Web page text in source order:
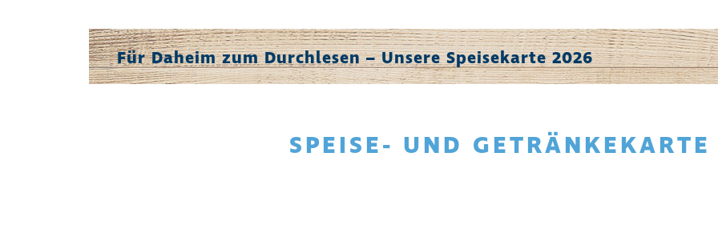
Für Daheim zum Durchlesen – Unsere Speisekarte 2026
SPEISE- UND